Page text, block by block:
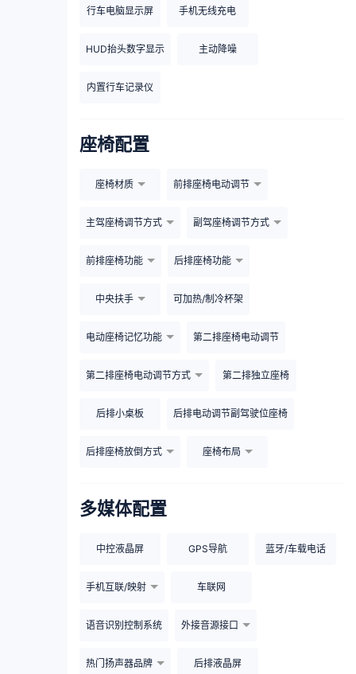
行车电脑显示屏 手机无线充电
HUD抬头数字显示 主动降噪
内置行车记录仪
座椅配置
座椅材质 前排座椅电动调节
主驾座椅调节方式 副驾座椅调节方式
前排座椅功能 后排座椅功能
中央扶手 可加热/制冷杯架
电动座椅记忆功能 第二排座椅电动调节
第二排座椅电动调节方式 第二排独立座椅
后排小桌板 后排电动调节副驾驶位座椅
后排座椅放倒方式 座椅布局
多媒体配置
中控液晶屏 GPS导航 蓝牙/车载电话
手机互联/映射 车联网
语音识别控制系统 外接音源接口
热门扬声器品牌 后排液晶屏